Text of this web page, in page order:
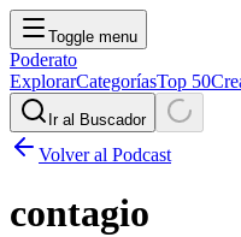
Toggle menu
Poderato
ExplorarCategoríasTop 50
Ir al Buscador
Volver al Podcast
contagio